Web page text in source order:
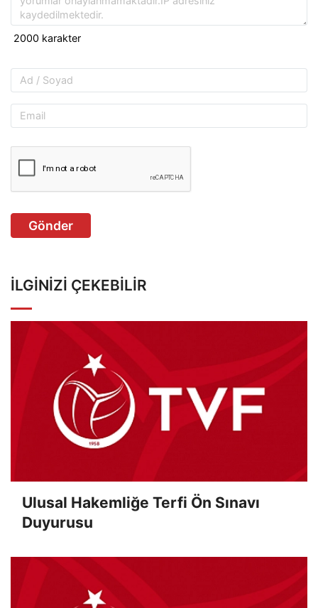
Gönder
İLGINIZI ÇEKEBILIR
Ulusal Hakemliğe Terfi Ön Sınavı
Duyurusu